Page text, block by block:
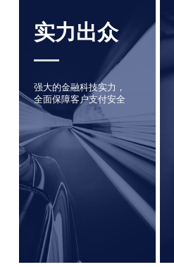
实力出众
强大的金融科技实力，
全面保障客户支付安全